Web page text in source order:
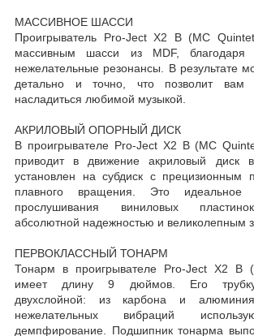
МАССИВНОЕ ШАССИ
Проигрыватель Pro-Ject X2 B (MC
массивным шасси из MDF, благодаря
нежелательные резонансы. В результате
детально и точно, что позволит
насладиться любимой музыкой.
АКРИЛОВЫЙ ОПОРНЫЙ ДИСК
В проигрывателе Pro-Ject X2 B (MC
приводит в движение акриловый диск
установлен на субдиск с прецизионным
плавного вращения. Это идеальное
прослушивания виниловых
абсолютной надежностью и великолепным
ПЕРВОКЛАССНЫЙ ТОНАРМ
Тонарм в проигрывателе Pro-Ject X2 B
имеет длину 9 дюймов. Его трубку
двухслойной: из карбона и
нежелательных вибраций
демпфирование. Подшипник тонарма